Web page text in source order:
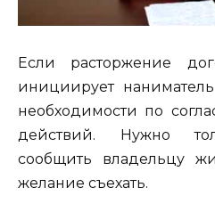
Если расторжение
инициирует
необходимости по
действий. Нужно
сообщить владельцу
желание съехать.